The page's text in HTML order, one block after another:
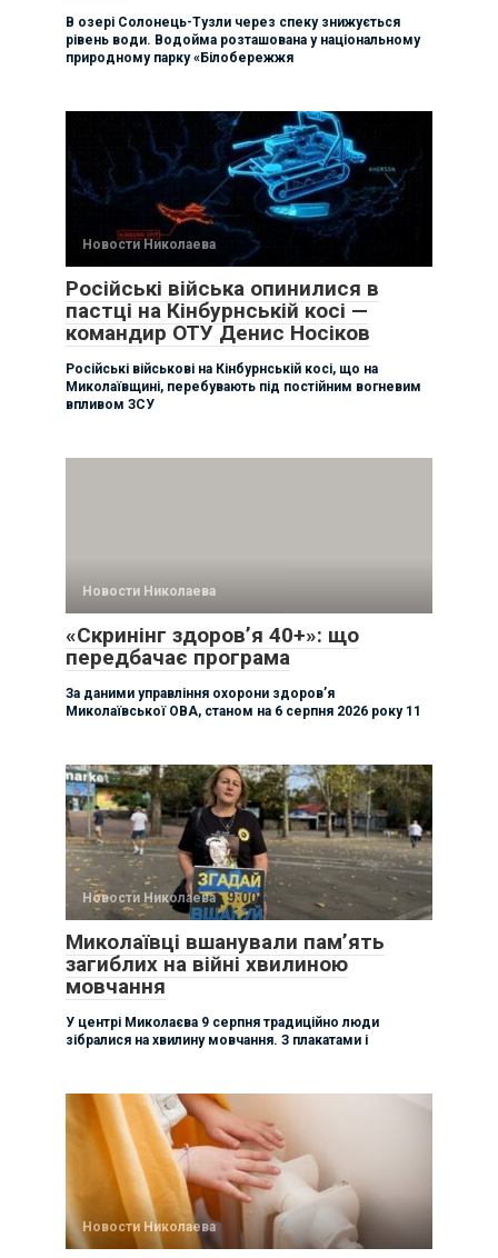
В озері Солонець-Тузли через спеку знижується
рівень води. Водойма розташована у національному
природному парку «Білобережжя
Новости Николаева
Російські війська опинилися в
пастці на Кінбурнській косі —
командир ОТУ Денис Носіков
Російські військові на Кінбурнській косі, що на
Миколаївщині, перебувають під постійним вогневим
впливом ЗСУ
Новости Николаева
«Скринінг здоров’я 40+»: що
передбачає програма
За даними управління охорони здоровʼя
Миколаївської ОВА, станом на 6 серпня 2026 року 11
Новости Николаева
Миколаївці вшанували памʼять
загиблих на війні хвилиною
мовчання
У центрі Миколаєва 9 серпня традиційно люди
зібралися на хвилину мовчання. З плакатами і
Новости Николаева